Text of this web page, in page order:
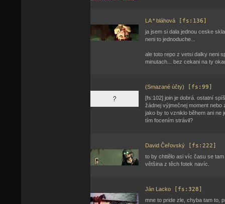
LA * bláhová [fs:136]
ja jsem si dala jednou ceske
neni to jednoduche...
ale toto repo z vetsi dalky neni
minutach... bez cekani na ty
(Smazané účty) [fs:99]
[fs:102] join je dobrá. ostatní
žádnej výjmečnej moment
jako by to vzniklo během ani ne
tím focením strávil?
David Čeřovský [fs:222]
to by chttělo asi víc času se
většina z těch fotek navíc.
Ján Lacko [fs:328]
mne to pride zle, chyba tam to,